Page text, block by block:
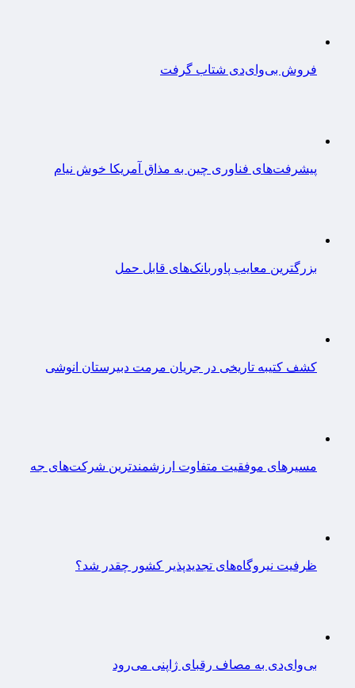
فروش بی‌وای‌دی شتاب گرفت
پیشرفت‌های فناوری چین به مذاق آمریکا خوش نیام
بزرگترین معایب پاوربانک‌های قابل حمل
کشف کتیبه تاریخی در جریان مرمت دبیرستان انوشی
مسیرهای موفقیت متفاوت ارزشمندترین شرکت‌های جه
ظرفیت نیروگاه‌های تجدیدپذیر کشور چقدر شد؟
بی‌وای‌دی به مصاف رقبای ژاپنی می‌رود